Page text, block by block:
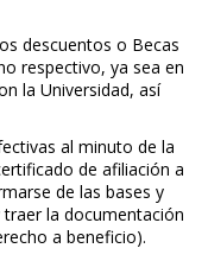
descuentos o Becas
respectivo, ya sea en
la Universidad, así
al minuto de la
de afiliación a
de las bases y
la documentación
a beneficio).